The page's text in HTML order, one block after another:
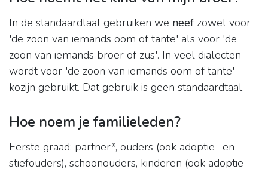
In de standaardtaal gebruiken we neef zowel voor
'de zoon van iemands oom of tante' als voor 'de
zoon van iemands broer of zus'. In veel dialecten
wordt voor 'de zoon van iemands oom of tante'
kozijn gebruikt. Dat gebruik is geen standaardtaal.
Hoe noem je familieleden?
Eerste graad: partner*, ouders (ook adoptie- en
stiefouders), schoonouders, kinderen (ook adoptie-